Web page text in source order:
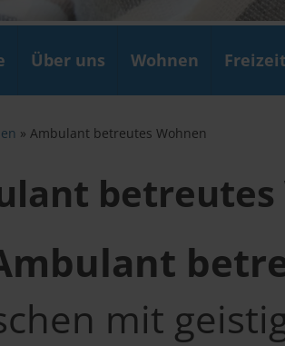
Über uns Wohnen
Ambulant betreutes Wohnen
betreutes
mit